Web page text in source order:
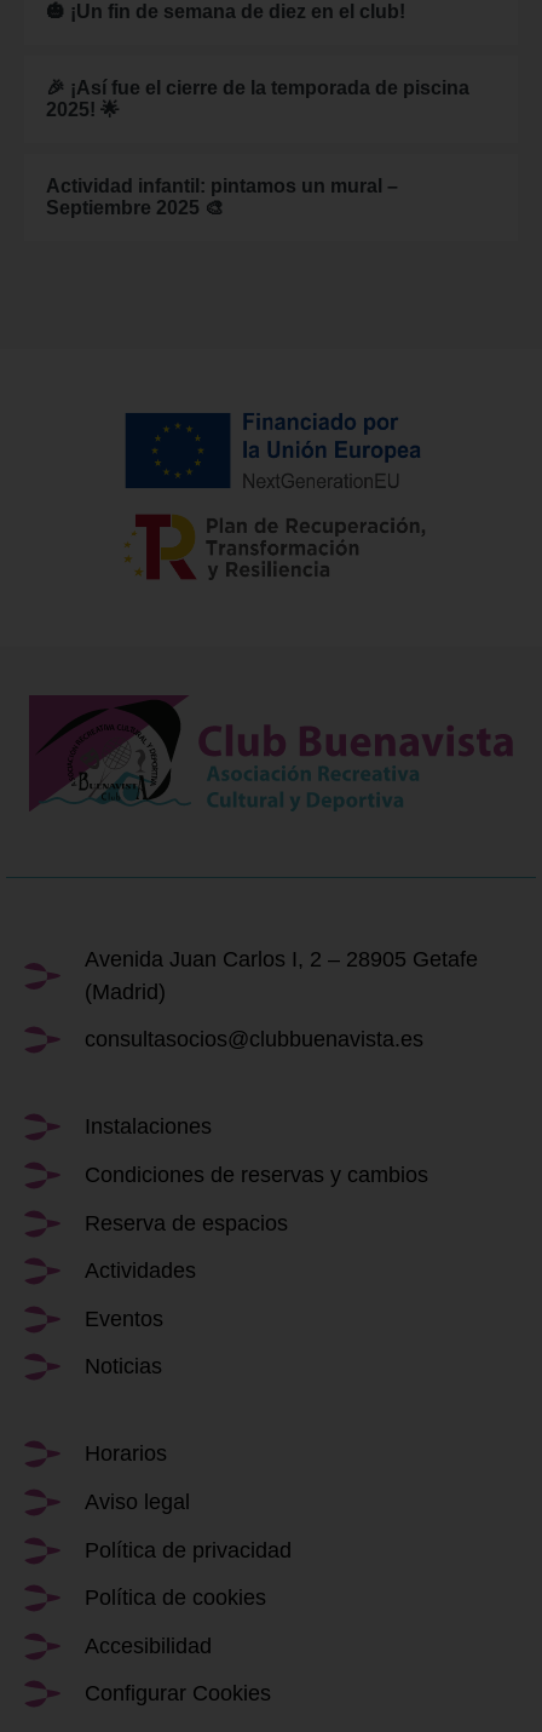
🎃 ¡Un fin de semana de diez en el club!
🎉 ¡Así fue el cierre de la temporada de piscina
2025! 🌟
Actividad infantil: pintamos un mural –
Septiembre 2025 🎨
Avenida Juan Carlos I, 2 – 28905 Getafe
(Madrid)
consultasocios@clubbuenavista.es
Instalaciones
Condiciones de reservas y cambios
Reserva de espacios
Actividades
Eventos
Noticias
Horarios
Aviso legal
Política de privacidad
Política de cookies
Accesibilidad
Configurar Cookies